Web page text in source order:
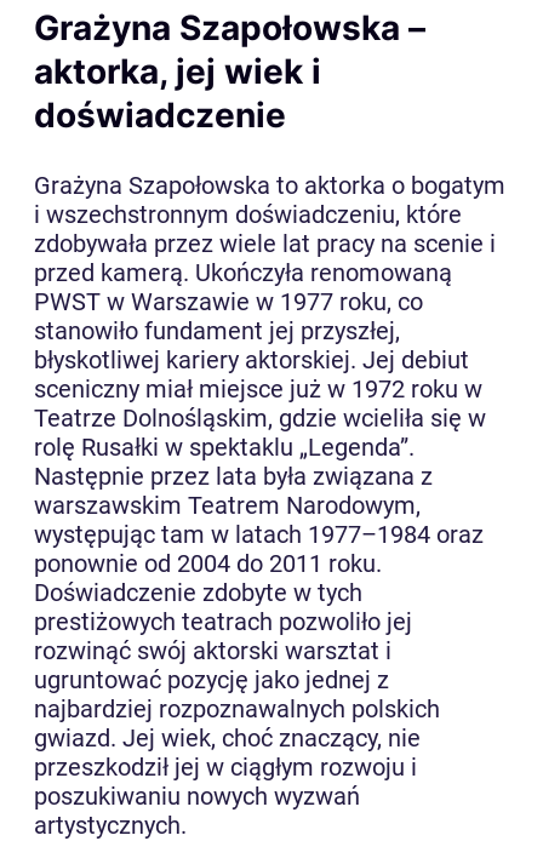
Grażyna Szapołowska –
aktorka, jej wiek i
doświadczenie
Grażyna Szapołowska to aktorka o bogatym
i wszechstronnym doświadczeniu, które
zdobywała przez wiele lat pracy na scenie i
przed kamerą. Ukończyła renomowaną
PWST w Warszawie w 1977 roku, co
stanowiło fundament jej przyszłej,
błyskotliwej kariery aktorskiej. Jej debiut
sceniczny miał miejsce już w 1972 roku w
Teatrze Dolnośląskim, gdzie wcieliła się w
rolę Rusałki w spektaklu „Legenda”.
Następnie przez lata była związana z
warszawskim Teatrem Narodowym,
występując tam w latach 1977–1984 oraz
ponownie od 2004 do 2011 roku.
Doświadczenie zdobyte w tych
prestiżowych teatrach pozwoliło jej
rozwinąć swój aktorski warsztat i
ugruntować pozycję jako jednej z
najbardziej rozpoznawalnych polskich
gwiazd. Jej wiek, choć znaczący, nie
przeszkodził jej w ciągłym rozwoju i
poszukiwaniu nowych wyzwań
artystycznych.